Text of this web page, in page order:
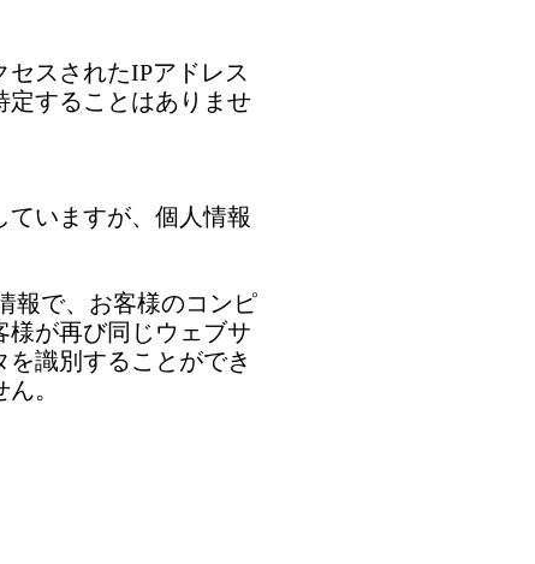
スされたIPアドレス
定することはありませ
いますが、個人情報
報で、お客様のコンピ
様が再び同じウェブサ
識別することができ
。